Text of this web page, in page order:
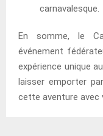
carnavalesque.
En somme, le
événement
expérience unique
laisser emporter
cette aventure avec